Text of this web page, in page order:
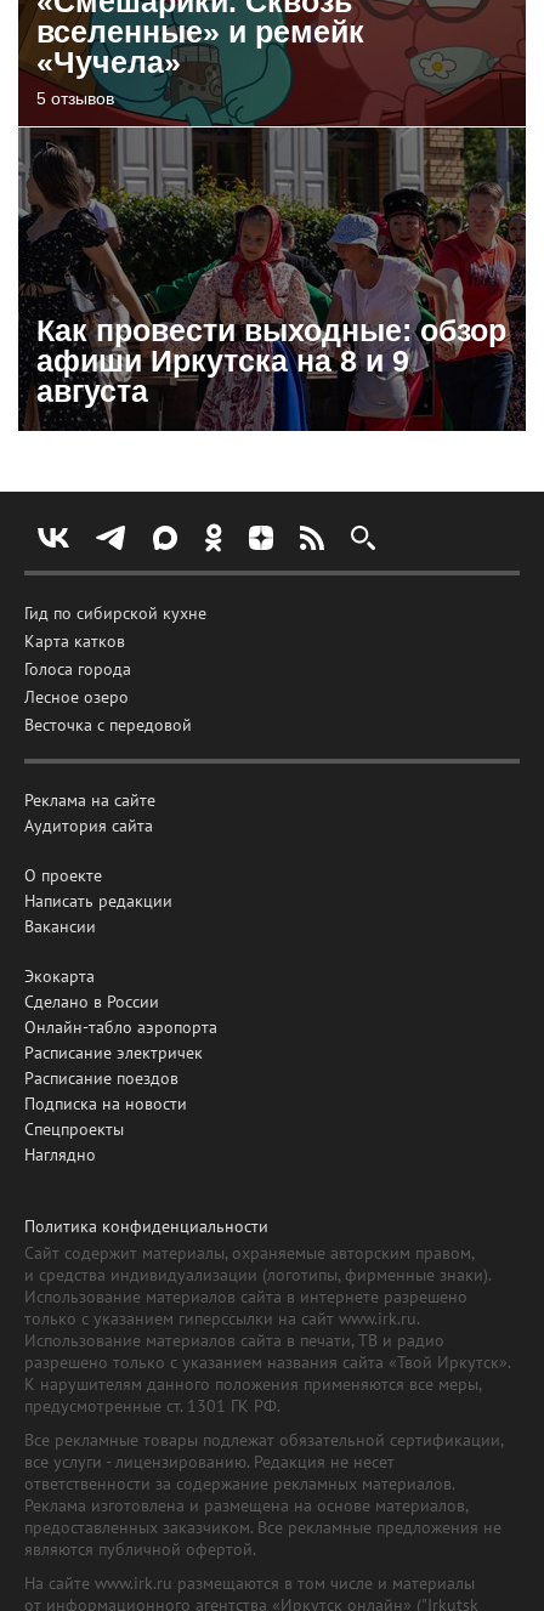
вселенные» и ремейк
«Чучела»
5 отзывов
Как провести выходные: обзор
афиши Иркутска на 8 и 9
августа
Гид по сибирской кухне
Карта катков
Голоса города
Лесное озеро
Весточка с передовой
Реклама на сайте
Аудитория сайта
О проекте
Написать редакции
Вакансии
Экокарта
Сделано в России
Онлайн-табло аэропорта
Расписание электричек
Расписание поездов
Подписка на новости
Спецпроекты
Наглядно
Политика конфиденциальности
Сайт содержит материалы, охраняемые авторским правом,
и средства индивидуализации (логотипы, фирменные знаки).
Использование материалов сайта в интернете разрешено
только с указанием гиперссылки на сайт www.irk.ru.
Использование материалов сайта в печати, ТВ и радио
разрешено только с указанием названия сайта «Твой Иркутск».
К нарушителям данного положения применяются все меры,
предусмотренные ст. 1301 ГК РФ.
Все рекламные товары подлежат обязательной сертификации,
все услуги - лицензированию. Редакция не несет
ответственности за содержание рекламных материалов.
Реклама изготовлена и размещена на основе материалов,
предоставленных заказчиком. Все рекламные предложения не
являются публичной офертой.
На сайте www.irk.ru размещаются в том числе и материалы
от информационного агентства «Иркутск онлайн» ("Irkutsk